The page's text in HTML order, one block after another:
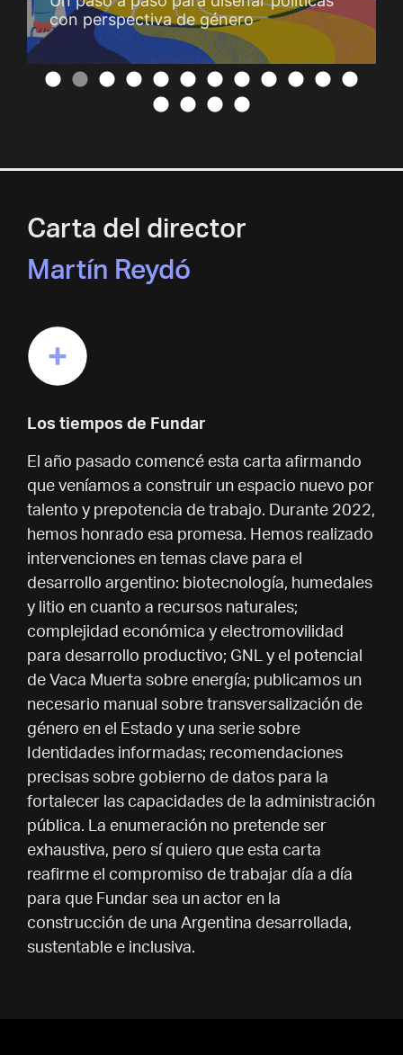
con perspectiva de género
Carta del director
Martín Reydó
Los tiempos de Fundar
El año pasado comencé esta carta afirmando
que veníamos a construir un espacio nuevo por
talento y prepotencia de trabajo. Durante 2022,
hemos honrado esa promesa. Hemos realizado
intervenciones en temas clave para el
desarrollo argentino: biotecnología, humedales
y litio en cuanto a recursos naturales;
complejidad económica y electromovilidad
para desarrollo productivo; GNL y el potencial
de Vaca Muerta sobre energía; publicamos un
necesario manual sobre transversalización de
género en el Estado y una serie sobre
Identidades informadas; recomendaciones
precisas sobre gobierno de datos para la
fortalecer las capacidades de la administración
pública. La enumeración no pretende ser
exhaustiva, pero sí quiero que esta carta
reafirme el compromiso de trabajar día a día
para que Fundar sea un actor en la
construcción de una Argentina desarrollada,
sustentable e inclusiva.